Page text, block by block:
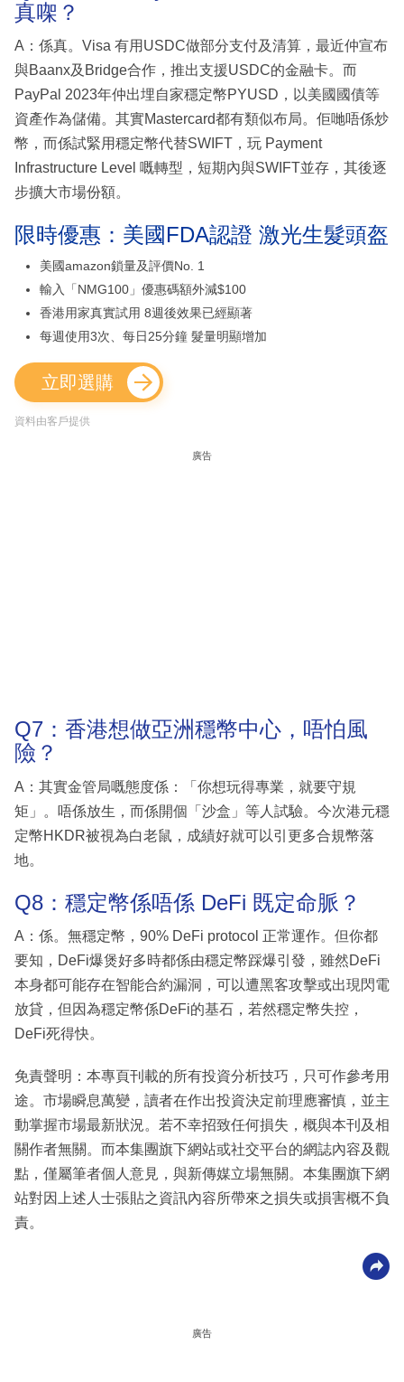
真㗎？
A：係真。Visa 有用USDC做部分支付及清算，最近仲宣布
與Baanx及Bridge合作，推出支援USDC的金融卡。而
PayPal 2023年仲出埋自家穩定幣PYUSD，以美國國債等
資產作為儲備。其實Mastercard都有類似布局。佢哋唔係炒
幣，而係試緊用穩定幣代替SWIFT，玩 Payment
Infrastructure Level 嘅轉型，短期內與SWIFT並存，其後逐
步擴大市場份額。
限時優惠：美國FDA認證 激光生髮頭盔
美國amazon鎖量及評價No. 1
輸入「NMG100」優惠碼額外減$100
香港用家真實試用 8週後效果已經顯著
每週使用3次、每日25分鐘 髮量明顯增加
立即選購
資料由客戶提供
廣告
Q7：香港想做亞洲穩幣中心，唔怕風
險？
A：其實金管局嘅態度係：「你想玩得專業，就要守規
矩」。唔係放生，而係開個「沙盒」等人試驗。今次港元穩
定幣HKDR被視為白老鼠，成績好就可以引更多合規幣落
地。
Q8：穩定幣係唔係 DeFi 既定命脈？
A：係。無穩定幣，90% DeFi protocol 正常運作。但你都
要知，DeFi爆煲好多時都係由穩定幣踩爆引發，雖然DeFi
本身都可能存在智能合約漏洞，可以遭黑客攻擊或出現閃電
放貸，但因為穩定幣係DeFi的基石，若然穩定幣失控，
DeFi死得快。
免責聲明：本專頁刊載的所有投資分析技巧，只可作參考用
途。市場瞬息萬變，讀者在作出投資決定前理應審慎，並主
動掌握市場最新狀況。若不幸招致任何損失，概與本刊及相
關作者無關。而本集團旗下網站或社交平台的網誌內容及觀
點，僅屬筆者個人意見，與新傳媒立場無關。本集團旗下網
站對因上述人士張貼之資訊內容所帶來之損失或損害概不負
責。
廣告